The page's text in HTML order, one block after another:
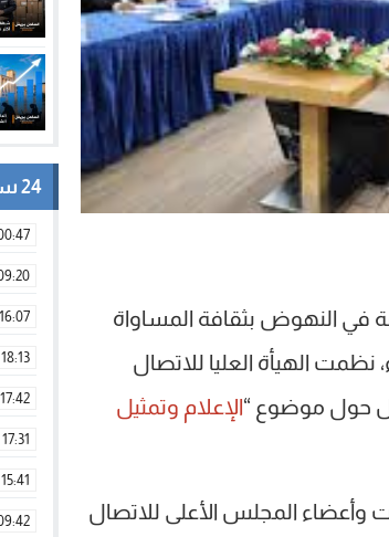
في النهوض بثقافة المساواة
نظمت الهيأة العليا للاتصال
الإعلام وتمثيل
المجلس الأعلى للاتصال
24 ساعة
16:07
18:13
17:42
17:31
15:41